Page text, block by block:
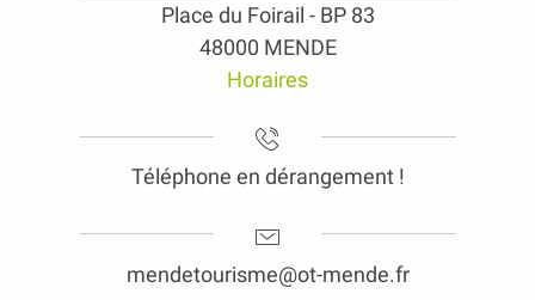
Place du Foirail - BP 83
48000 MENDE
Horaires
Téléphone en dérangement !
mendetourisme@ot-mende.fr